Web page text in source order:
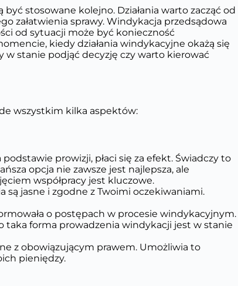
stosowane kolejno. Działania warto zacząć od
załatwienia sprawy. Windykacja przedsądowa
od sytuacji może być konieczność
kiedy działania windykacyjne okażą się
w stanie podjąć decyzję czy warto kierować
wszystkim kilka aspektów:
prowizji, płaci się za efekt. Świadczy to
opcja nie zawsze jest najlepsza, ale
współpracy jest kluczowe.
są jasne i zgodne z Twoimi oczekiwaniami.
o postępach w procesie windykacyjnym.
taka forma prowadzenia windykacji jest w stanie
z obowiązującym prawem. Umożliwia to
pieniędzy.